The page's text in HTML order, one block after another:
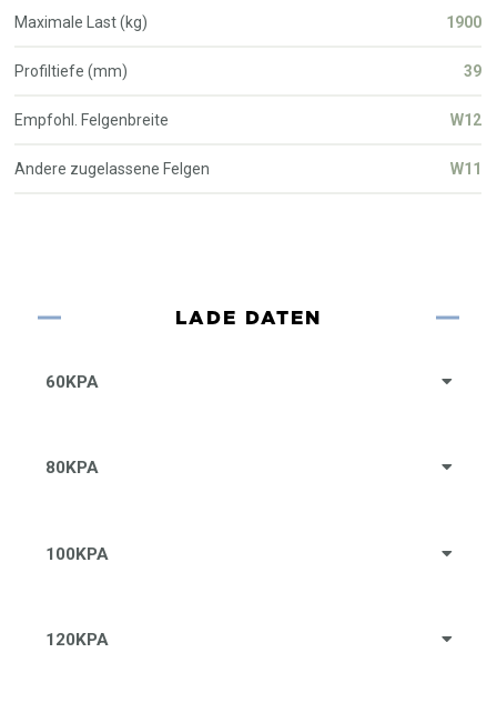
Maximale Last (kg) 1900
Profiltiefe (mm) 39
Empfohl. Felgenbreite W12
Andere zugelassene Felgen W11
LADE DATEN
60KPA
80KPA
100KPA
120KPA